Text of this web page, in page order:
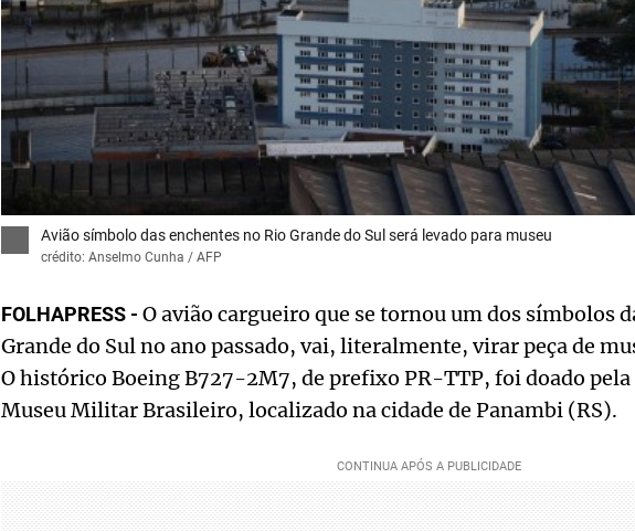
Avião símbolo das enchentes no Rio Grande do Sul será levado para museu
crédito: Anselmo Cunha / AFP
FOLHAPRESS - O avião cargueiro que se tornou um dos símbolos
Grande do Sul no ano passado, vai, literalmente, virar peça de
O histórico Boeing B727-2M7, de prefixo PR-TTP, foi doado pela
Museu Militar Brasileiro, localizado na cidade de Panambi (RS).